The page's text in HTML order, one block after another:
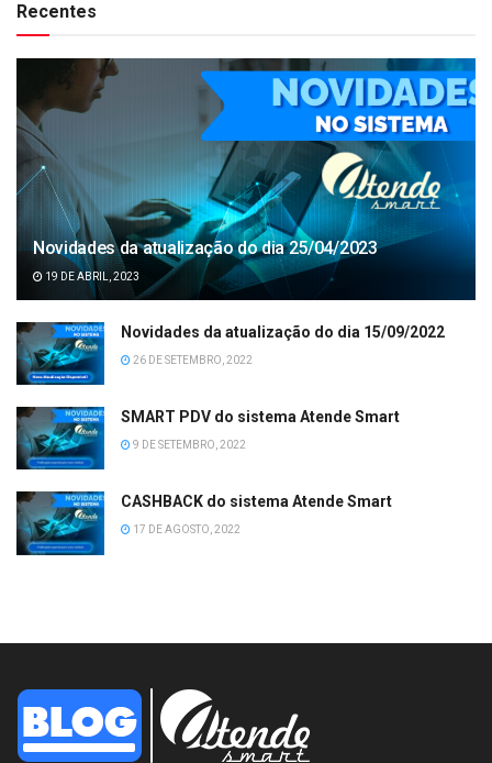
Recentes
Novidades da atualização do dia 25/04/2023
19 DE ABRIL, 2023
Novidades da atualização do dia 15/09/2022
26 DE SETEMBRO, 2022
SMART PDV do sistema Atende Smart
9 DE SETEMBRO, 2022
CASHBACK do sistema Atende Smart
17 DE AGOSTO, 2022